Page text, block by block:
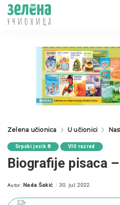
Zelena učionica U učionici
Srpski jezik 8 VIII razred
Biografije pisaca
Posted
Autor: Nada Šakić 30. jul 2022.